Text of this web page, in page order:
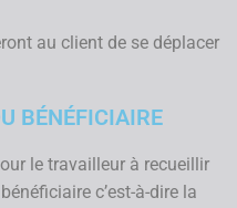
au client de se déplacer
BÉNÉFICIAIRE
le travailleur à recueillir
c’est-à-dire la